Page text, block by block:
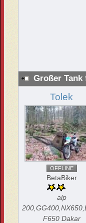
Großer Tank
Tolek
OFFLINE
BetaBiker
alp
F650 Dakar